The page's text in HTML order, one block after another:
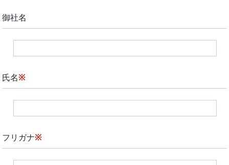
御社名
氏名※
フリガナ※